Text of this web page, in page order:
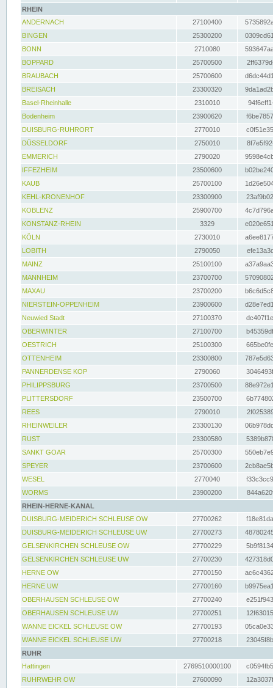
RHEIN
ANDERNACH
27100400
BINGEN
25300200
BONN
2710080
BOPPARD
25700500
BRAUBACH
25700600
BREISACH
23300320
Basel-Rheinhalle
2310010
Bodenheim
23900620
DUISBURG-RUHRORT
2770010
DÜSSELDORF
2750010
EMMERICH
2790020
IFFEZHEIM
23500600
KAUB
25700100
KEHL-KRONENHOF
23300900
KOBLENZ
25900700
KONSTANZ-RHEIN
3329
KÖLN
2730010
LOBITH
2790050
MAINZ
25100100
MANNHEIM
23700700
MAXAU
23700200
NIERSTEIN-OPPENHEIM
23900600
Neuwied Stadt
27100370
OBERWINTER
27100700
OESTRICH
25100300
OTTENHEIM
23300800
PANNERDENSE KOP
2790060
PHILIPPSBURG
23700500
PLITTERSDORF
23500700
REES
2790010
RHEINWEILER
23300130
RUST
23300580
SANKT GOAR
25700300
SPEYER
23700600
WESEL
2770040
WORMS
23900200
RHEIN-HERNE-KANAL
DUISBURG-MEIDERICH SCHLEUSE OW
27700262
DUISBURG-MEIDERICH SCHLEUSE UW
27700273
GELSENKIRCHEN SCHLEUSE OW
27700229
GELSENKIRCHEN SCHLEUSE UW
27700230
HERNE OW
27700150
HERNE UW
27700160
OBERHAUSEN SCHLEUSE OW
27700240
OBERHAUSEN SCHLEUSE UW
27700251
WANNE EICKEL SCHLEUSE OW
27700193
WANNE EICKEL SCHLEUSE UW
27700218
RUHR
Hattingen
2769510000100
RUHRWEHR OW
27600090